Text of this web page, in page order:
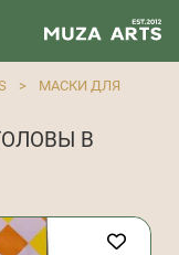
>
МАСКИ ДЛЯ
В